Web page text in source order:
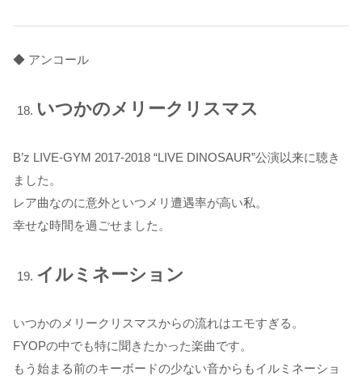
◆ アンコール
いつかのメリークリスマス
B’z LIVE-GYM 2017-2018 “LIVE DINOSAUR”公演以来に聴き
ました。
レア曲なのに意外といつメリ遭遇率が高い私。
幸せな時間を過ごせました。
イルミネーション
いつかのメリークリスマスからの流れはエモすぎる。
FYOPの中でも特に聞きたかった楽曲です。
もう始まる前のキーボードの少ない音からもイルミネーショ